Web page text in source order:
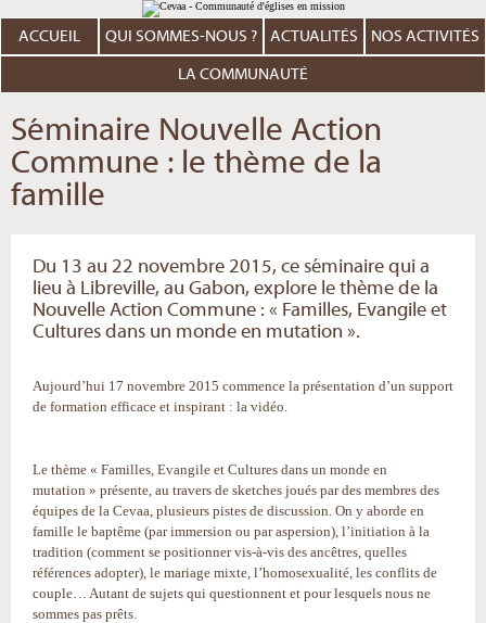
au
contenu.
Aller
personnels
ACCUEIL QUI SOMMES-NOUS ? ACTUALITÉS NOS ACTIVITÉS
LA COMMUNAUTÉ
Séminaire Nouvelle Action
Commune : le thème de la
famille
Du 13 au 22 novembre 2015, ce séminaire qui a
lieu à Libreville, au Gabon, explore le thème de la
Nouvelle Action Commune : « Familles, Evangile et
Cultures dans un monde en mutation ».
Aujourd’hui 17 novembre 2015 commence la présentation d’un support
de formation efficace et inspirant : la vidéo.
Le thème « Familles, Evangile et Cultures dans un monde en
mutation » présente, au travers de sketches joués par des membres des
équipes de la Cevaa, plusieurs pistes de discussion. On y aborde en
famille le baptême (par immersion ou par aspersion), l’initiation à la
tradition (comment se positionner vis-à-vis des ancêtres, quelles
références adopter), le mariage mixte, l’homosexualité, les conflits de
couple… Autant de sujets qui questionnent et pour lesquels nous ne
sommes pas prêts.